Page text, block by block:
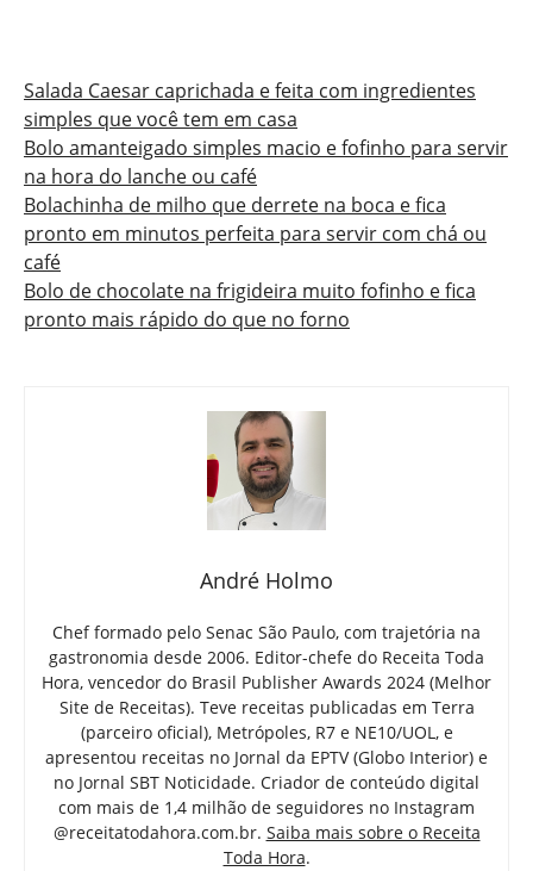
Salada Caesar caprichada e feita com ingredientes
simples que você tem em casa
Bolo amanteigado simples macio e fofinho para servir
na hora do lanche ou café
Bolachinha de milho que derrete na boca e fica
pronto em minutos perfeita para servir com chá ou
café
Bolo de chocolate na frigideira muito fofinho e fica
pronto mais rápido do que no forno
André Holmo
Chef formado pelo Senac São Paulo, com trajetória na
gastronomia desde 2006. Editor-chefe do Receita Toda
Hora, vencedor do Brasil Publisher Awards 2024 (Melhor
Site de Receitas). Teve receitas publicadas em Terra
(parceiro oficial), Metrópoles, R7 e NE10/UOL, e
apresentou receitas no Jornal da EPTV (Globo Interior) e
no Jornal SBT Noticidade. Criador de conteúdo digital
com mais de 1,4 milhão de seguidores no Instagram
@receitatodahora.com.br. Saiba mais sobre o Receita
Toda Hora.